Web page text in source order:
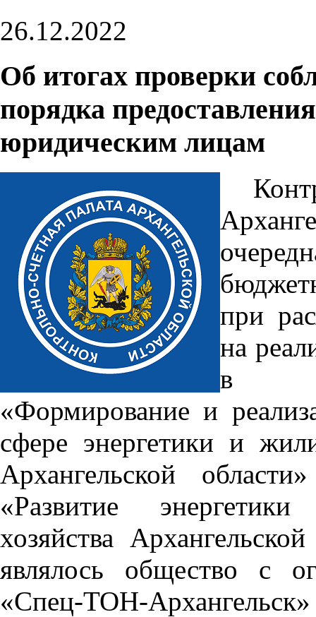
26.12.2022
Об итогах проверки
порядка
юридическим лицам
при
на
в
«Формирование и
сфере энергетики и
Архангельской
«Развитие
хозяйства
являлось общество с
«Спец-ТОН-